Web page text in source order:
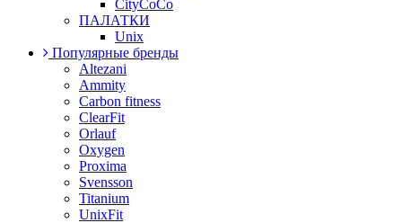
CityCoCo
ПАЛАТКИ
Unix
Популярные бренды
Altezani
Ammity
Carbon fitness
ClearFit
Orlauf
Oxygen
Proxima
Svensson
Titanium
UnixFit